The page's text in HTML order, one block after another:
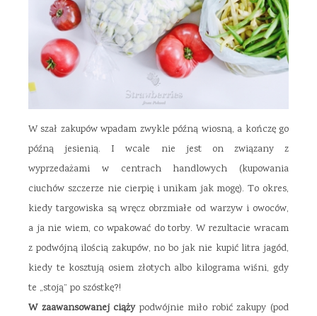
W szał zakupów wpadam zwykle późną wiosną, a kończę go
późną jesienią. I wcale nie jest on związany z
wyprzedażami w centrach handlowych (kupowania
ciuchów szczerze nie cierpię i unikam jak mogę). To okres,
kiedy targowiska są wręcz obrzmiałe od warzyw i owoców,
a ja nie wiem, co wpakować do torby. W rezultacie wracam
z podwójną ilością zakupów, no bo jak nie kupić litra jagód,
kiedy te kosztują osiem złotych albo kilograma wiśni, gdy
te „stoją” po szóstkę?!
W zaawansowanej ciąży podwójnie miło robić zakupy (pod